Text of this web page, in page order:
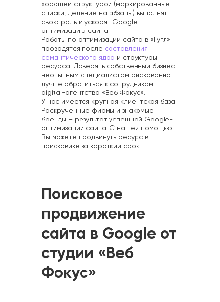
хорошей структурой (маркированные
списки, деление на абзацы) выполнят
свою роль и ускорят Google-
оптимизацию сайта.
Работы по оптимизации сайта в «Гугл»
проводятся после составления
семантического ядра и структуры
ресурса. Доверять собственный бизнес
неопытным специалистам рискованно –
лучше обратиться к сотрудникам
digital-агентства «Веб Фокус».
У нас имеется крупная клиентская база.
Раскрученные фирмы и знакомые
бренды – результат успешной Google-
оптимизации сайта. С нашей помощью
Вы можете продвинуть ресурс в
поисковике за короткий срок.
Поисковое
продвижение
сайта в Google от
студии «Веб
Фокус»